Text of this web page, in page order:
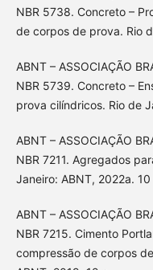
NBR 5738. Concreto –
de corpos de prova. Rio
ABNT – ASSOCIAÇÃO
NBR 5739. Concreto –
prova cilíndricos. Rio de
ABNT – ASSOCIAÇÃO
NBR 7211. Agregados
Janeiro: ABNT, 2022a. 10
ABNT – ASSOCIAÇÃO
NBR 7215. Cimento
compressão de corpos